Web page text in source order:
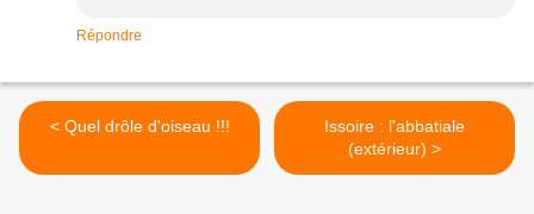
Répondre
< Quel drôle d'oiseau !!!
Issoire : l'abbatiale
(extérieur) >